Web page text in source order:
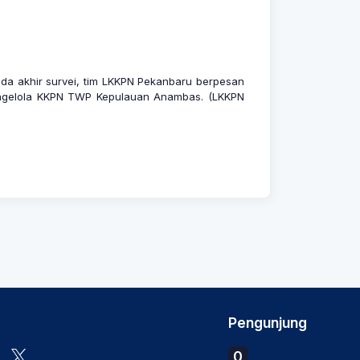
akhir survei, tim LKKPN Pekanbaru berpesan
KKPN TWP Kepulauan Anambas. (LKKPN
Pengunjung
0